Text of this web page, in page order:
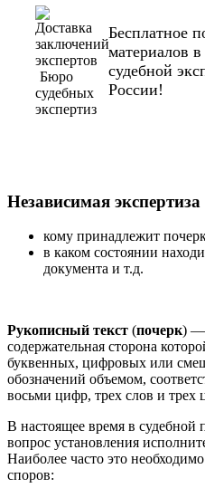
Бесплатное
материалов
судебной
России!
Независимая
кому принадлежит
в каком состоянии
документа и т.д.
Рукописный текст (почерк) —
содержательная сторона
буквенных, цифровых или
обозначений объемом,
восьми цифр, трех слов и трех
В настоящее время в судебной
вопрос установления
Наиболее часто это
споров: